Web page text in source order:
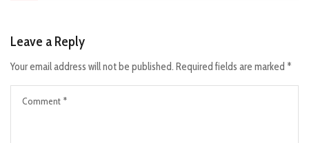
Leave a Reply
Your email address will not be published. Required fields are marked *